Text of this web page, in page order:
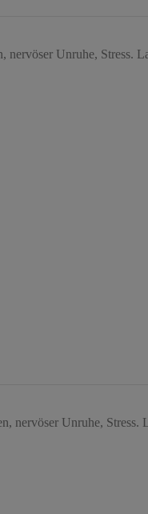
Unruhe, Stress.
nervöser Unruhe, Stress.